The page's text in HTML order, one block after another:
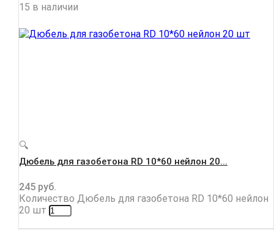
15 в наличии
🔍
Дюбель для газобетона RD 10*60 нейлон 20...
245 руб.
Количество Дюбель для газобетона RD 10*60 нейлон
20 шт